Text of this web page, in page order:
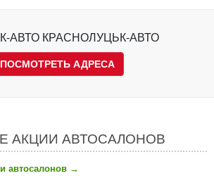
АВТО КРАСНОЛУЦЬК-АВТО
ПОСМОТРЕТЬ АДРЕСА
АКЦИИ АВТОСАЛОНОВ
автосалонов →